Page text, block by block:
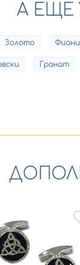
А ЕЩЕ
Золото
Гранат